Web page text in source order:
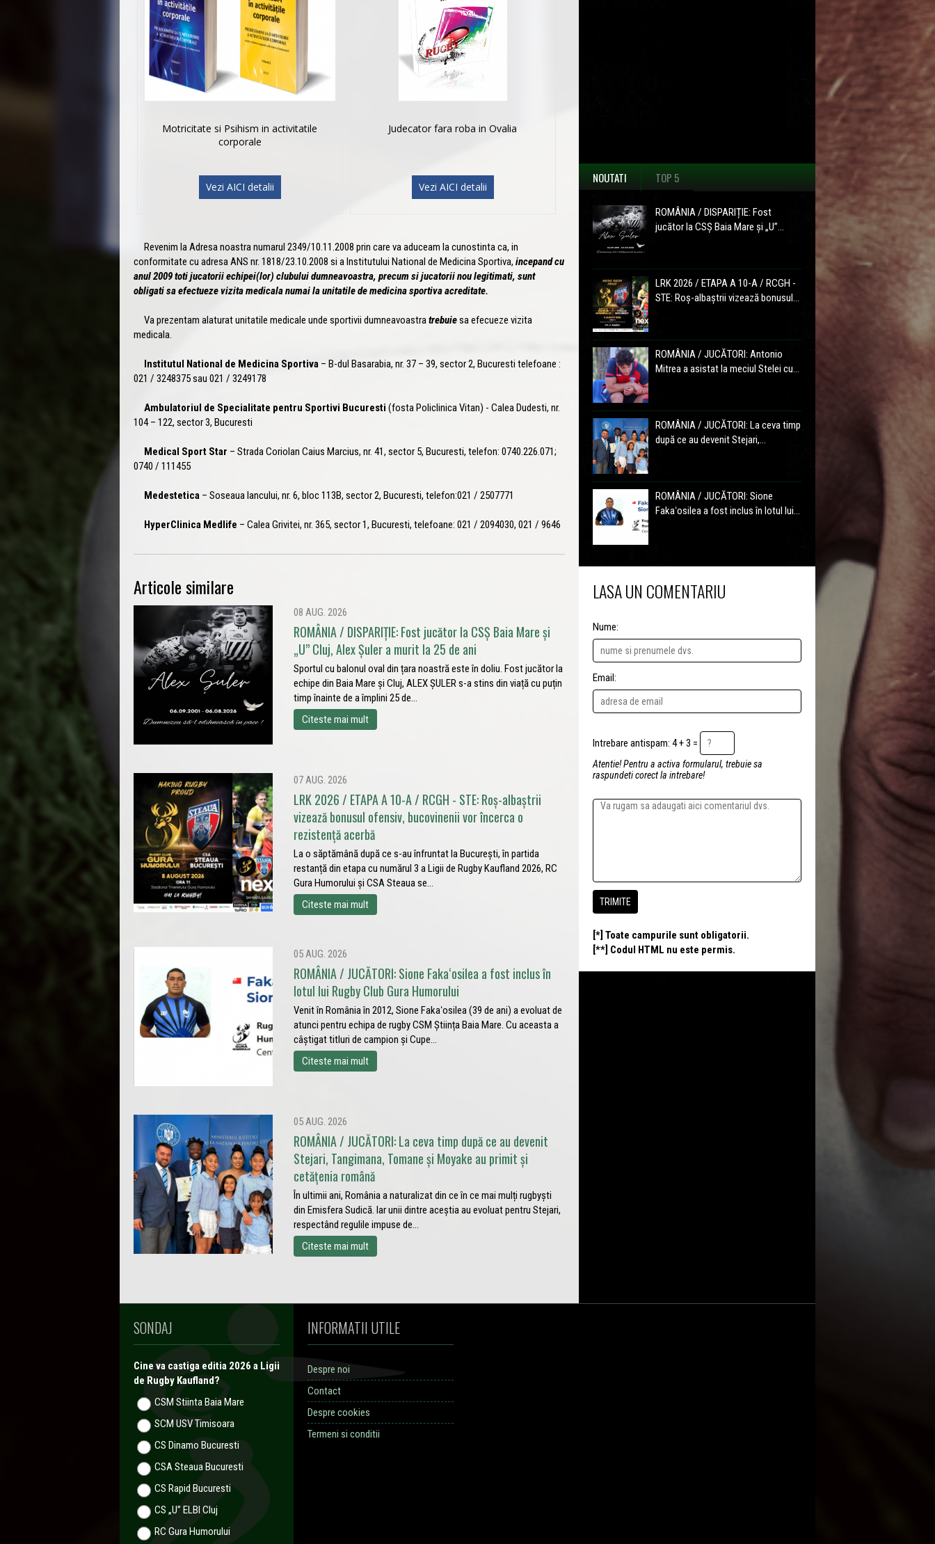
Motricitate si Psihism in activitatile
corporale
Vezi AICI detalii
Judecator fara roba in Ovalia
Vezi AICI detalii
Revenim la Adresa noastra numarul 2349/10.11.2008 prin care va aduceam la cunostinta ca, in
conformitate cu adresa ANS nr. 1818/23.10.2008 si a Institutului National de Medicina Sportiva, incepand cu
anul 2009 toti jucatorii echipei(lor) clubului dumneavoastra, precum si jucatorii nou legitimati, sunt
obligati sa efectueze vizita medicala numai la unitatile de medicina sportiva acreditate.
Va prezentam alaturat unitatile medicale unde sportivii dumneavoastratrebuiesa efecueze vizita
medicala.
Institutul National de Medicina Sportiva – B-dul Basarabia, nr. 37 – 39, sector 2, Bucuresti telefoane :
021 / 3248375 sau 021 / 3249178
Ambulatoriul de Specialitate pentru Sportivi Bucuresti (fosta Policlinica Vitan) - Calea Dudesti, nr.
104 – 122, sector 3, Bucuresti
Medical Sport Star – Strada Coriolan Caius Marcius, nr. 41, sector 5, Bucuresti, telefon: 0740.226.071;
0740 / 111455
Medestetica – Soseaua Iancului, nr. 6, bloc 113B, sector 2, Bucuresti, telefon:021 / 2507771
HyperClinica Medlife – Calea Grivitei, nr. 365, sector 1, Bucuresti, telefoane: 021 / 2094030, 021 / 9646
Articole similare
08 AUG. 2026
ROMÂNIA / DISPARIȚIE: Fost jucător la CSȘ Baia Mare și
„U” Cluj, Alex Șuler a murit la 25 de ani
Sportul cu balonul oval din țara noastră este în doliu. Fost jucător la
echipe din Baia Mare și Cluj, ALEX ȘULER s-a stins din viață cu puțin
timp înainte de a împlini 25 de...
Citeste mai mult
07 AUG. 2026
LRK 2026 / ETAPA A 10-A / RCGH - STE: Roș-albaștrii
vizează bonusul ofensiv, bucovinenii vor încerca o
rezistență acerbă
La o săptămână după ce s-au înfruntat la București, în partida
restanță din etapa cu numărul 3 a Ligii de Rugby Kaufland 2026, RC
Gura Humorului și CSA Steaua se...
Citeste mai mult
05 AUG. 2026
ROMÂNIA / JUCĂTORI: Sione Fakaʻosilea a fost inclus în
lotul lui Rugby Club Gura Humorului
Venit în România în 2012, Sione Fakaʻosilea (39 de ani) a evoluat de
atunci pentru echipa de rugby CSM Știința Baia Mare. Cu aceasta a
câștigat titluri de campion și Cupe...
Citeste mai mult
05 AUG. 2026
ROMÂNIA / JUCĂTORI: La ceva timp după ce au devenit
Stejari, Tangimana, Tomane și Moyake au primit și
cetățenia română
În ultimii ani, România a naturalizat din ce în ce mai mulți rugbyști
din Emisfera Sudică. Iar unii dintre aceștia au evoluat pentru Stejari,
respectând regulile impuse de...
Citeste mai mult
NOUTATI TOP 5
ROMÂNIA / DISPARIȚIE: Fost
jucător la CSȘ Baia Mare și „U”...
LRK 2026 / ETAPA A 10-A / RCGH -
STE: Roș-albaștrii vizează bonusul...
ROMÂNIA / JUCĂTORI: Antonio
Mitrea a asistat la meciul Stelei cu...
ROMÂNIA / JUCĂTORI: La ceva timp
după ce au devenit Stejari,...
ROMÂNIA / JUCĂTORI: Sione
Fakaʻosilea a fost inclus în lotul lui...
LASA UN COMENTARIU
Nume:
Email:
Intrebare antispam: 4 + 3 =
Atentie! Pentru a activa formularul, trebuie sa
raspundeti corect la intrebare!
[*] Toate campurile sunt obligatorii.
[**] Codul HTML nu este permis.
SONDAJ
Cine va castiga editia 2026 a Ligii
de Rugby Kaufland?
CSM Stiinta Baia Mare
SCM USV Timisoara
CS Dinamo Bucuresti
CSA Steaua Bucuresti
CS Rapid Bucuresti
CS „U” ELBI Cluj
RC Gura Humorului
INFORMATII UTILE
Despre noi
Contact
Despre cookies
Termeni si conditii